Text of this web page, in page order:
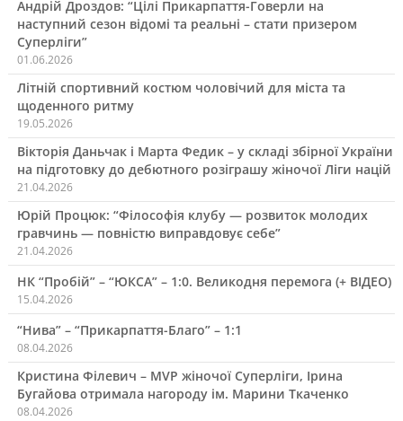
Андрій Дроздов: “Цілі Прикарпаття-Говерли на
наступний сезон відомі та реальні – стати призером
Суперліги”
01.06.2026
Літній спортивний костюм чоловічий для міста та
щоденного ритму
19.05.2026
Вікторія Даньчак і Марта Федик – у складі збірної України
на підготовку до дебютного розіграшу жіночої Ліги націй
21.04.2026
Юрій Процюк: “Філософія клубу — розвиток молодих
гравчинь — повністю виправдовує себе”
21.04.2026
НК “Пробій” – “ЮКСА” – 1:0. Великодня перемога (+ ВІДЕО)
15.04.2026
“Нива” – “Прикарпаття-Благо” – 1:1
08.04.2026
Кристина Філевич – MVP жіночої Суперліги, Ірина
Бугайова отримала нагороду ім. Марини Ткаченко
08.04.2026